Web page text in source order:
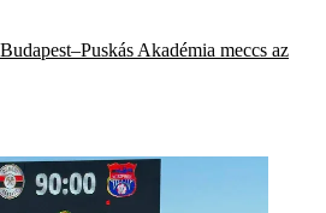
Akadémia meccs az